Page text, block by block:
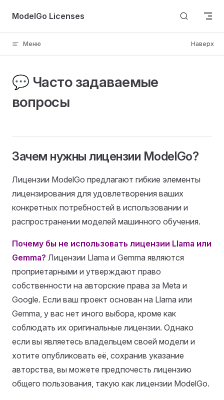
Skip to content
ModelGo Licenses
Меню Наверх
💬 Часто задаваемые
вопросы
Зачем нужны лицензии ModelGo?
Лицензии ModelGo предлагают гибкие элементы
лицензирования для удовлетворения ваших
конкретных потребностей в использовании и
распространении моделей машинного обучения.
Почему бы не использовать лицензии Llama или
Gemma? Лицензии Llama и Gemma являются
проприетарными и утверждают право
собственности на авторские права за Meta и
Google. Если ваш проект основан на Llama или
Gemma, у вас нет иного выбора, кроме как
соблюдать их оригинальные лицензии. Однако
если вы являетесь владельцем своей модели и
хотите опубликовать её, сохранив указание
авторства, вы можете предпочесть лицензию
общего пользования, такую как лицензии ModelGo.